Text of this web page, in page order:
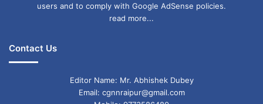
users and to comply with Google AdSense policies.
read more...
Contact Us
Editor Name: Mr. Abhishek Dubey
Email: cgnnraipur@gmail.com